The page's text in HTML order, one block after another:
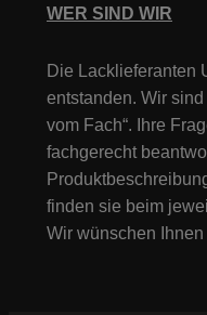
WER SIND WIR
Die Lacklieferanten
entstanden. Wir
vom Fach“. Ihre
fachgerecht
finden sie beim
Wir wünschen